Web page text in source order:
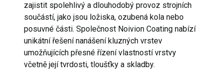
zajistit spolehlivý a dlouhodobý provoz strojních
součástí, jako jsou ložiska, ozubená kola nebo
posuvné části. Společnost Noivion Coating nabízí
unikátní řešení nanášení kluzných vrstev
umožňujících přesné řízení vlastností vrstvy
včetně její tvrdosti, tloušťky a skladby.